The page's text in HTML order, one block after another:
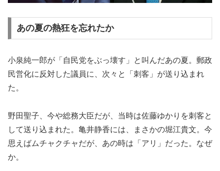
あの夏の熱狂を忘れたか
小泉純一郎が「自民党をぶっ壊す」と叫んだあの夏。郵政
民営化に反対した議員に、次々と「刺客」が送り込まれ
た。
野田聖子、今や総務大臣だが、当時は佐藤ゆかりを刺客と
して送り込まれた。亀井静香には、まさかの堀江貴文。今
思えばムチャクチャだが、あの時は「アリ」だった。なぜ
か。